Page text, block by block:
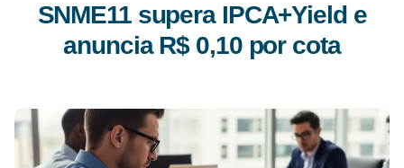
SNME11 supera IPCA+Yield e
anuncia R$ 0,10 por cota